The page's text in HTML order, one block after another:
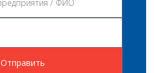
Отправить